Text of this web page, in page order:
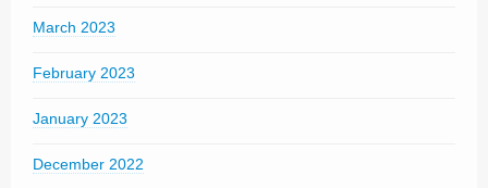
March 2023
February 2023
January 2023
December 2022